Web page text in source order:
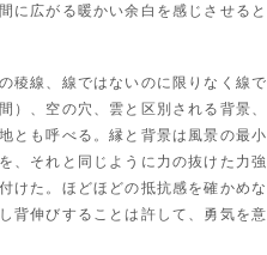
に広がる暖かい余白を感じさせると
稜線、線ではないのに限りなく線で
）、空の穴、雲と区別される背景、
とも呼べる。縁と背景は風景の最小
、それと同じように力の抜けた力強
けた。ほどほどの抵抗感を確かめな
背伸びすることは許して、勇気を意